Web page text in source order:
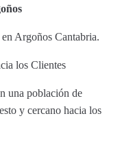
Argoños Cantabria.
los Clientes
una población de
y cercano hacia los